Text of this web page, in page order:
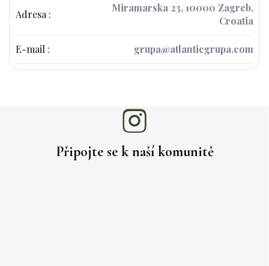
Adresa :
Miramarska 23, 10000 Zagreb,
Croatia
E-mail : grupa@atlanticgrupa.com
Připojte se k naší komunitě